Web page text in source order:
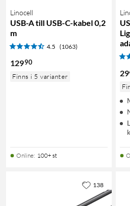
Linocell
USB-A till USB-C-kabel 0,2
m
4.5 (1063)
12990
Finns i 5 varianter
Online: 100+ st
138